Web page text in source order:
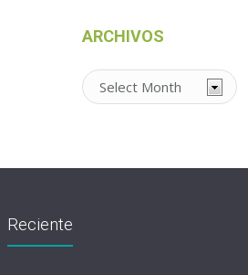
ARCHIVOS
Archivos
Reciente